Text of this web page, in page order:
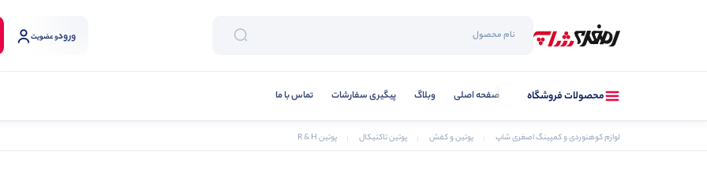
ورودو عضویت
محصولات فروشگاه صفحه اصلی وبلاگ پیگیری سفارشات تماس با ما
لوازم کوهنوردی و کمپینگ اصغری شاپ پوتین و کفش پوتین تاکتیکال پوتین R & H